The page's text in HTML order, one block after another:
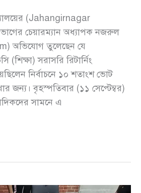
(Jahangirnagar
চেয়ারম্যান অধ্যাপক নজরুল
অভিযোগ তুলেছেন যে
(শিক্ষা) সরাসরি রিটার্নিং
নির্বাচনে ১০ শতাংশ ভোট
জন্য। বৃহস্পতিবার (১১ সেপ্টেম্বর)
সামনে এ